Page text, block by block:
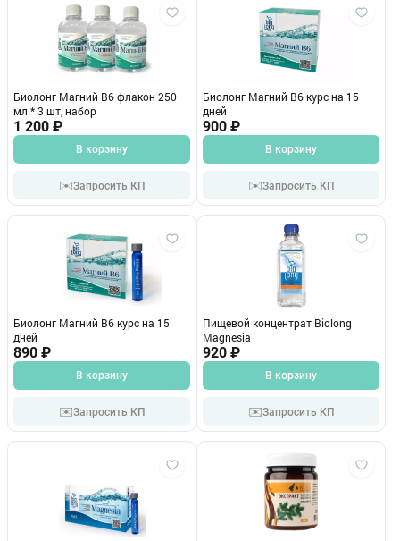
Биолонг Магний В6 флакон 250
мл * 3 шт, набор
1 200 ₽
В корзину
✉️Запросить КП
Биолонг Магний В6 курс на 15
дней
900 ₽
В корзину
✉️Запросить КП
Биолонг Магний В6 курс на 15
дней
890 ₽
В корзину
✉️Запросить КП
Пищевой концентрат Biolong
Magnesia
920 ₽
В корзину
✉️Запросить КП